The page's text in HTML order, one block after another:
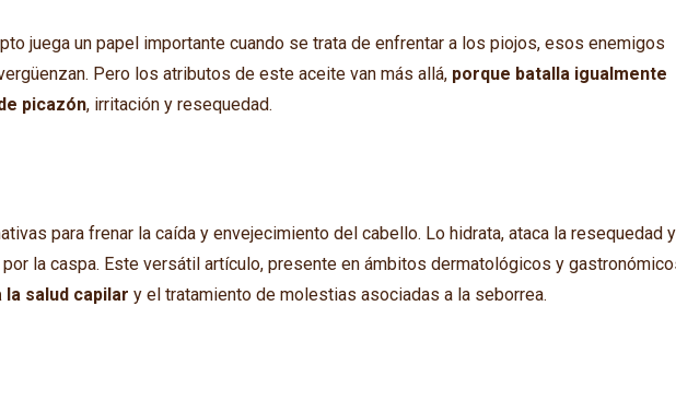
juega un papel importante cuando se trata de enfrentar a los piojos, esos enemigos
Pero los atributos de este aceite van más allá, porque batalla igualmente
picazón, irritación y resequedad.
para frenar la caída y envejecimiento del cabello. Lo hidrata, ataca la resequedad y
la caspa. Este versátil artículo, presente en ámbitos dermatológicos y
salud capilar y el tratamiento de molestias asociadas a la seborrea.